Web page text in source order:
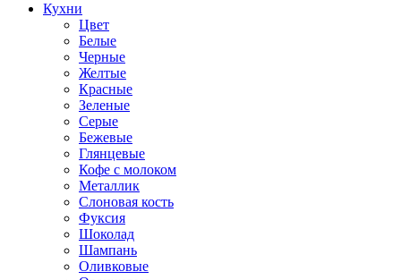
Кухни
Цвет
Белые
Черные
Желтые
Красные
Зеленые
Серые
Бежевые
Глянцевые
Кофе с молоком
Металлик
Слоновая кость
Фуксия
Шоколад
Шампань
Оливковые